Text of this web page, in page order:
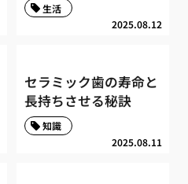
2025.08.12
生活
セラミック歯の寿命と
長持ちさせる秘訣
2025.08.11
知識